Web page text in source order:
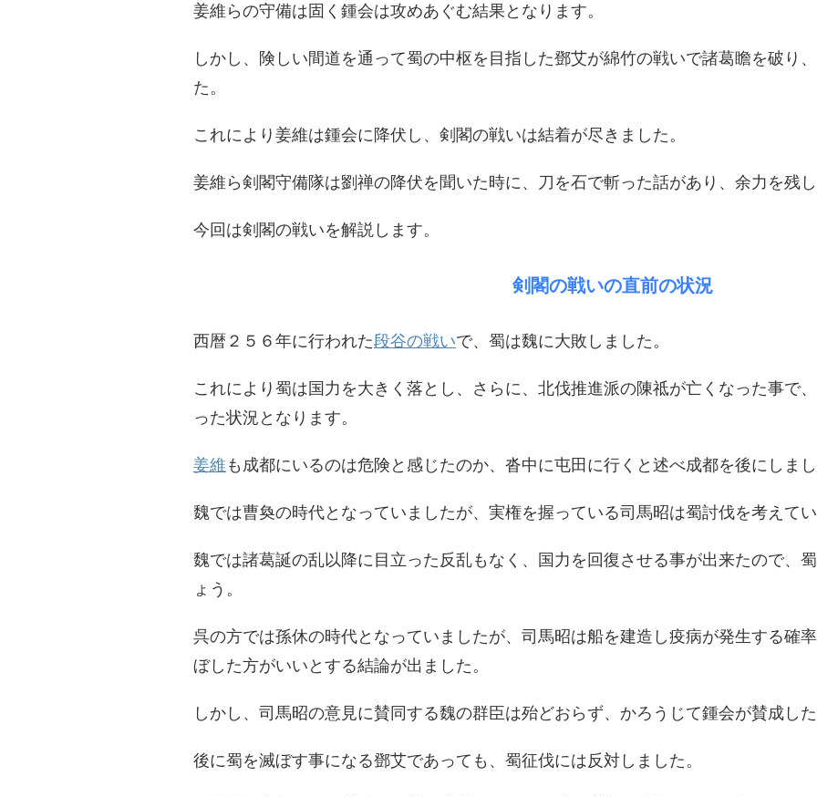
姜維らの守備は固く鍾会は攻めあぐむ結果となります。
しかし、険しい間道を通って蜀の中枢を目指した鄧艾が綿竹の戦いで諸葛瞻を破り
た。
これにより姜維は鍾会に降伏し、剣閣の戦いは結着が尽きました。
姜維ら剣閣守備隊は劉禅の降伏を聞いた時に、刀を石で斬った話があり、余力を残
今回は剣閣の戦いを解説します。
剣閣の戦いの直前の状況
西暦２５６年に行われた段谷の戦いで、蜀は魏に大敗しました。
これにより蜀は国力を大きく落とし、さらに、北伐推進派の陳祗が亡くなった事で
った状況となります。
姜維も成都にいるのは危険と感じたのか、沓中に屯田に行くと述べ成都を後にしま
魏では曹奐の時代となっていましたが、実権を握っている司馬昭は蜀討伐を考えて
魏では諸葛誕の乱以降に目立った反乱もなく、国力を回復させる事が出来たので、
ょう。
呉の方では孫休の時代となっていましたが、司馬昭は船を建造し疫病が発生する確
ぼした方がいいとする結論が出ました。
しかし、司馬昭の意見に賛同する魏の群臣は殆どおらず、かろうじて鍾会が賛成し
後に蜀を滅ぼす事になる鄧艾であっても、蜀征伐には反対しました。